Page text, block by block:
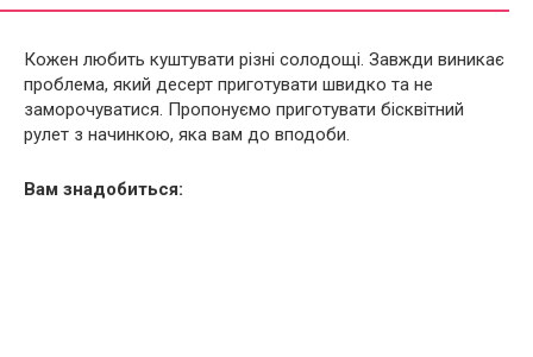
Кожен любить куштувати різні солодощі. Завжди виникає
проблема, який десерт приготувати швидко та не
заморочуватися. Пропонуємо приготувати бісквітний
рулет з начинкою, яка вам до вподоби.
Вам знадобиться: